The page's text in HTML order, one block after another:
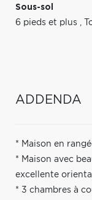
Sous-sol
6 pieds et plus ,
ADDENDA
* Maison en
* Maison avec
excellente
* 3 chambres à